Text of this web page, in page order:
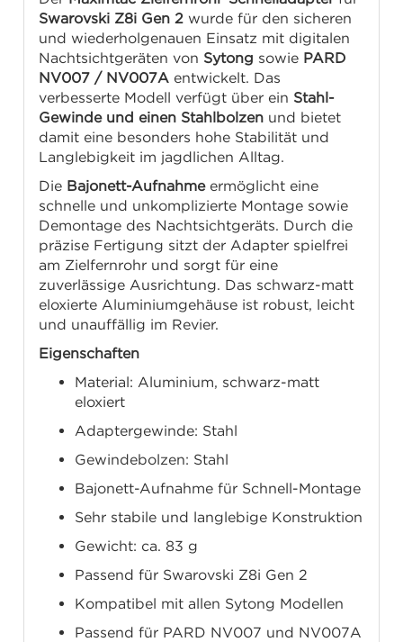
Swarovski Z8i Gen 2 wurde für den sicheren
und wiederholgenauen Einsatz mit digitalen
Nachtsichtgeräten von Sytong sowie PARD
NV007 / NV007A entwickelt. Das
verbesserte Modell verfügt über ein Stahl-
Gewinde und einen Stahlbolzen und bietet
damit eine besonders hohe Stabilität und
Langlebigkeit im jagdlichen Alltag.
Die Bajonett-Aufnahmeermöglicht eine
schnelle und unkomplizierte Montage sowie
Demontage des Nachtsichtgeräts. Durch die
präzise Fertigung sitzt der Adapter spielfrei
am Zielfernrohr und sorgt für eine
zuverlässige Ausrichtung. Das schwarz-matt
eloxierte Aluminiumgehäuse ist robust, leicht
und unauffällig im Revier.
Eigenschaften
Material: Aluminium, schwarz-matt
eloxiert
Adaptergewinde: Stahl
Gewindebolzen: Stahl
Bajonett-Aufnahme für Schnell-Montage
Sehr stabile und langlebige Konstruktion
Gewicht: ca. 83 g
Passend für Swarovski Z8i Gen 2
Kompatibel mit allen Sytong Modellen
Passend für PARD NV007 und NV007A